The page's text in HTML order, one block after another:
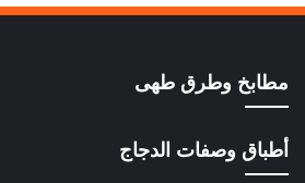
مطابخ وطرق طهى
أطباق وصفات الدجاج